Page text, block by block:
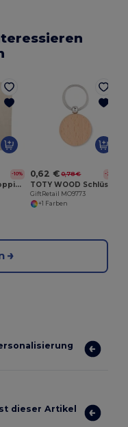
-10%
COTTONEL + Shopping Bag Cotton 140g/m²
0,62 € 0,78 € -20%
GiftRetail MO9773
+1 Farben
dieser Artikel